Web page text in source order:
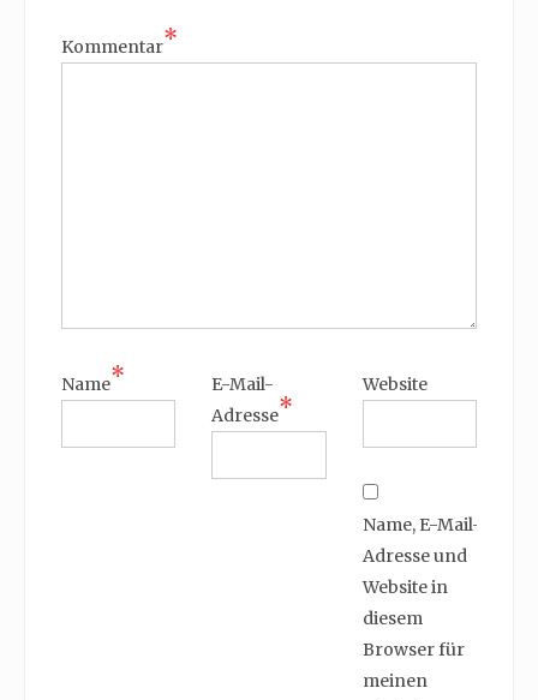
Kommentar*
Name*
E-Mail-
Adresse*
Website
Name, E-Mail-
Adresse und
Website in
diesem
Browser für
meinen